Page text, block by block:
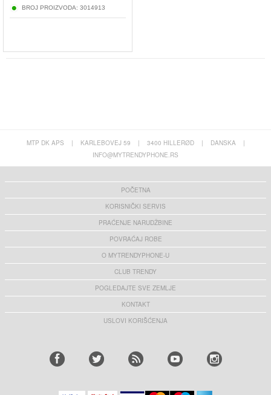
BROJ PROIZVODA: 3014913
MTP DK APS | KARLEBOVEJ 59 | 3400 HILLERØD | DANSKA
|
INFO@MYTRENDYPHONE.RS
POČETNA
KORISNIČKI SERVIS
PRAĆENJE NARUDŽBINE
POVRAĆAJ ROBE
O MYTRENDYPHONE-U
CLUB TRENDY
POGLEDAJTE SVE ZEMLJE
KONTAKT
USLOVI KORIŠĆENJA